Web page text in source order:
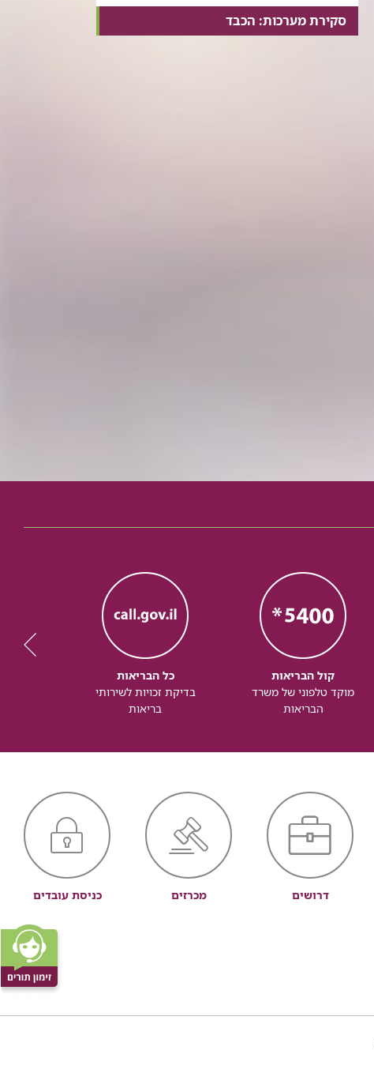
סקירת מערכות: הכבד
קול הבריאות
מוקד טלפוני של משרד
הבריאות
כל הבריאות
בדיקת זכויות לשירותי
בריאות
דרושים מכרזים כניסת עובדים